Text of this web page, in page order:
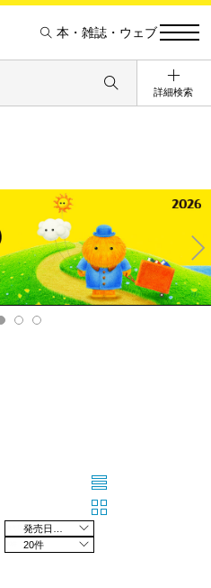
本・雑誌・ウェブ
詳細検索
Ne
xt
20件